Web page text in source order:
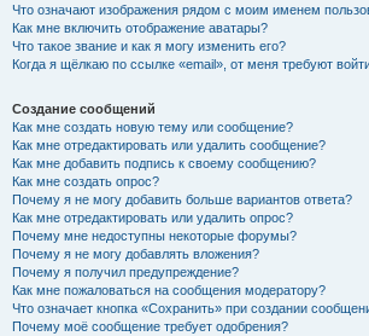
Что означают изображения рядом с моим именем
Как мне включить отображение аватары?
Что такое звание и как я могу изменить его?
Когда я щёлкаю по ссылке «email», от меня требуют
Создание сообщений
Как мне создать новую тему или сообщение?
Как мне отредактировать или удалить сообщение?
Как мне добавить подпись к своему сообщению?
Как мне создать опрос?
Почему я не могу добавить больше вариантов ответа?
Как мне отредактировать или удалить опрос?
Почему мне недоступны некоторые форумы?
Почему я не могу добавлять вложения?
Почему я получил предупреждение?
Как мне пожаловаться на сообщения модератору?
Что означает кнопка «Сохранить» при создании
Почему моё сообщение требует одобрения?